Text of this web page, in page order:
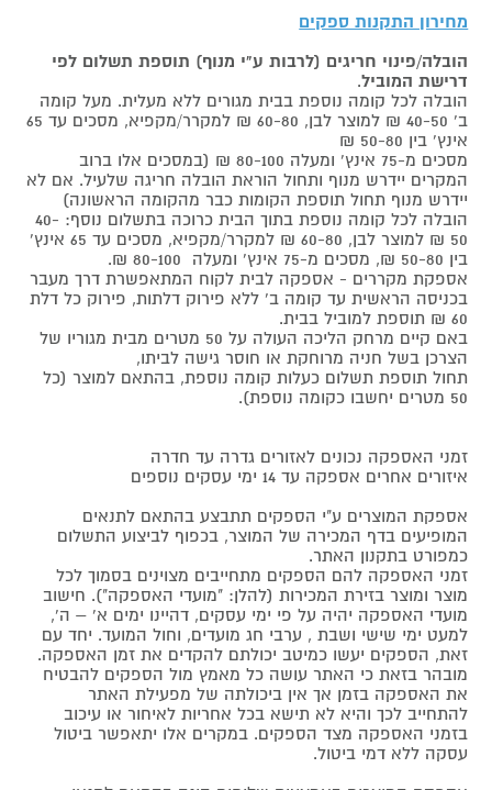
מחירון התקנות ספקים
הובלה/פינוי חריגים (לרבות ע"י מנוף) תוספת תשלום לפי
דרישת המוביל.
הובלה לכל קומה נוספת בבית מגורים ללא מעלית. מעל קומה
ב' 40-50 ₪ למוצר לבן, 60-80 ₪ למקרר/מקפיא, מסכים עד 65
אינץ' בין 50-80 ₪
מסכים מ-75 אינץ' ומעלה 80-100 ₪ (במסכים אלו ברוב
המקרים יידרש מנוף ותחול הוראת הובלה חריגה שלעיל. אם לא
יידרש מנוף תחול תוספת הקומות כבר מהקומה הראשונה)
הובלה לכל קומה נוספת בתוך הבית כרוכה בתשלום נוסף: 40-
50 ₪ למוצר לבן, 60-80 ₪ למקרר/מקפיא, מסכים עד 65 אינץ'
בין 50-80 ₪, מסכים מ-75 אינץ' ומעלה 80-100 ₪.
אספקת מקררים - אספקה לבית לקוח המתאפשרת דרך מעבר
בכניסה הראשית עד קומה ב' ללא פירוק דלתות, פירוק כל דלת
60 ₪ תוספת למוביל בבית.
באם קיים מרחק הליכה העולה על 50 מטרים מבית מגוריו של
הצרכן בשל חניה מרוחקת או חוסר גישה לביתו,
תחול תוספת תשלום כעלות קומה נוספת, בהתאם למוצר (כל
50 מטרים יחשבו כקומה נוספת).
זמני האספקה נכונים לאזורים גדרה עד חדרה
איזורים אחרים אספקה עד 14 ימי עסקים נוספים
אספקת המוצרים ע"י הספקים תתבצע בהתאם לתנאים
המופיעים בדף המכירה של המוצר, בכפוף לביצוע התשלום
כמפורט בתקנון האתר.
זמני האספקה להם הספקים מתחייבים מצוינים בסמוך לכל
מוצר ומוצר בזירת המכירות (להלן: "מועדי האספקה"). חישוב
מועדי האספקה יהיה על פי ימי עסקים, דהיינו ימים א' – ה',
למעט ימי שישי ושבת , ערבי חג מועדים, וחול המועד. יחד עם
זאת, הספקים יעשו כמיטב יכולתם להקדים את זמן האספקה.
מובהר בזאת כי האתר עושה כל מאמץ מול הספקים להבטיח
את האספקה בזמן אך אין ביכולתה של מפעילת האתר
להתחייב לכך והיא לא תישא בכל אחריות לאיחור או עיכוב
בזמני האספקה מצד הספקים. במקרים אלו יתאפשר ביטול
עסקה ללא דמי ביטול.